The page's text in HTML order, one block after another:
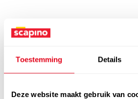
Toestemming Details
Deze website maakt gebruik van